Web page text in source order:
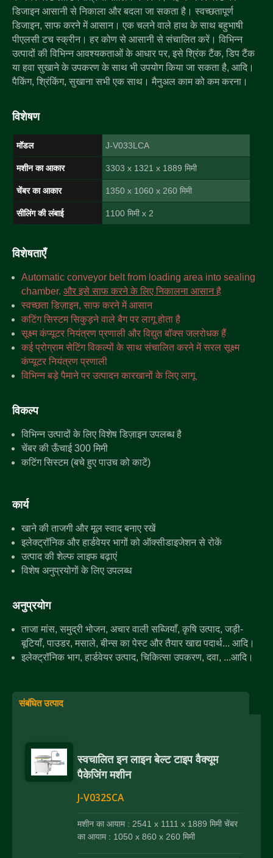
डिजाइन आसानी से निकाला और बदला जा सकता है। स्वच्छतापूर्ण
डिजाइन, साफ करने में आसान। एक चलने वाले हाथ के साथ बहुभाषी
पीएलसी टच स्क्रीन। हर कोण से आसानी से संचालित करें। विभिन्न
उत्पादों की विभिन्न आवश्यकताओं के आधार पर, इसे श्रिंक टैंक, डिप टैंक
या हवा सुखाने के उपकरण के साथ भी उपयोग किया जा सकता है, आदि।
पैकिंग, श्रिंकिंग, सुखाना सभी एक साथ। मैनुअल काम को कम करना।
विशेषण
मॉडल J-V033LCA
मशीन का आकार 3303 x 1321 x 1889 मिमी
चेंबर का आकार 1350 x 1060 x 260 मिमी
सीलिंग की लंबाई 1100 मिमी x 2
विशेषताएँ
Automatic conveyor belt from loading area into sealing
chamber. और इसे साफ करने के लिए निकालना आसान है
स्वच्छता डिज़ाइन, साफ करने में आसान
कटिंग सिस्टम सिकुड़ने वाले बैग पर लागू होता है
सूक्ष्म कंप्यूटर नियंत्रण प्रणाली और विद्युत बॉक्स जलरोधक हैं
कई प्रोग्राम सेटिंग विकल्पों के साथ संचालित करने में सरल सूक्ष्म
कंप्यूटर नियंत्रण प्रणाली
विभिन्न बड़े पैमाने पर उत्पादन कारखानों के लिए लागू
विकल्प
विभिन्न उत्पादों के लिए विशेष डिज़ाइन उपलब्ध है
चेंबर की ऊँचाई 300 मिमी
कटिंग सिस्टम (बचे हुए पाउच को काटें)
कार्य
खाने की ताजगी और मूल स्वाद बनाए रखें
इलेक्ट्रॉनिक और हार्डवेयर भागों को ऑक्सीडाइजेशन से रोकें
उत्पाद की शेल्फ लाइफ बढ़ाएं
विशेष अनुप्रयोगों के लिए उपलब्ध
अनुप्रयोग
ताजा मांस, समुद्री भोजन, अचार वाली सब्जियाँ, कृषि उत्पाद, जड़ी-
बूटियाँ, पाउडर, मसाले, बीन्स का पेस्ट और तैयार खाद्य पदार्थ... आदि।
इलेक्ट्रॉनिक भाग, हार्डवेयर उत्पाद, चिकित्सा उपकरण, दवा, ...आदि।
संबंधित उत्पाद
स्वचालित इन लाइन बेल्ट टाइप वैक्यूम
पैकेजिंग मशीन
J-V032SCA
मशीन का आयाम : 2541 x 1111 x 1889 मिमी चेंबर
का आयाम : 1050 x 860 x 260 मिमी